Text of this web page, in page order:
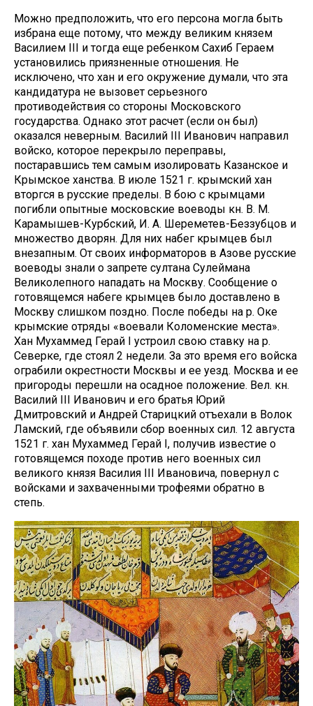
Можно предположить, что его персона могла быть
избрана еще потому, что между великим князем
Василием III и тогда еще ребенком Сахиб Гераем
установились приязненные отношения. Не
исключено, что хан и его окружение думали, что эта
кандидатура не вызовет серьезного
противодействия со стороны Московского
государства. Однако этот расчет (если он был)
оказался неверным. Василий III Иванович направил
войско, которое перекрыло переправы,
постаравшись тем самым изолировать Казанское и
Крымское ханства. В июле 1521 г. крымский хан
вторгся в русские пределы. В бою с крымцами
погибли опытные московские воеводы кн. В. М.
Карамышев-Курбский, И. А. Шереметев-Беззубцов и
множество дворян. Для них набег крымцев был
внезапным. От своих информаторов в Азове русские
воеводы знали о запрете султана Сулеймана
Великолепного нападать на Москву. Сообщение о
готовящемся набеге крымцев было доставлено в
Москву слишком поздно. После победы на р. Оке
крымские отряды «воевали Коломенские места».
Хан Мухаммед Герай I устроил свою ставку на р.
Северке, где стоял 2 недели. За это время его войска
ограбили окрестности Москвы и ее уезд. Москва и ее
пригороды перешли на осадное положение. Вел. кн.
Василий III Иванович и его братья Юрий
Дмитровский и Андрей Старицкий отъехали в Волок
Ламский, где объявили сбор военных сил. 12 августа
1521 г. хан Мухаммед Герай I, получив известие о
готовящемся походе против него военных сил
великого князя Василия III Ивановича, повернул с
войсками и захваченными трофеями обратно в
степь.